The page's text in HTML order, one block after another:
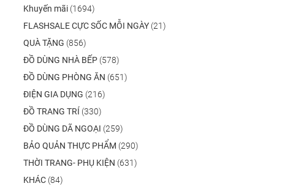
Khuyến mãi (1694)
FLASHSALE CỰC SỐC MỖI NGÀY (21)
QUÀ TẶNG (856)
ĐỒ DÙNG NHÀ BẾP (578)
ĐỒ DÙNG PHÒNG ĂN (651)
ĐIỆN GIA DỤNG (216)
ĐỒ TRANG TRÍ (330)
ĐỒ DÙNG DÃ NGOẠI (259)
BẢO QUẢN THỰC PHẨM (290)
THỜI TRANG- PHỤ KIỆN (631)
KHÁC (84)